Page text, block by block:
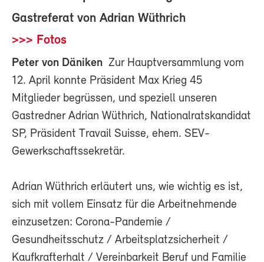
Gastreferat von Adrian Wüthrich
>>> Fotos
Peter von Däniken Zur Hauptversammlung vom
12. April konnte Präsident Max Krieg 45
Mitglieder begrüssen, und speziell unseren
Gastredner Adrian Wüthrich, Nationalratskandidat
SP, Präsident Travail Suisse, ehem. SEV-
Gewerkschaftssekretär.
Adrian Wüthrich erläutert uns, wie wichtig es ist,
sich mit vollem Einsatz für die Arbeitnehmende
einzusetzen: Corona-Pandemie /
Gesundheitsschutz / Arbeitsplatzsicherheit /
Kaufkrafterhalt / Vereinbarkeit Beruf und Familie